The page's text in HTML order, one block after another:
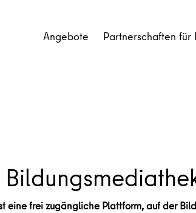
Angebote Partnerschaften für
frei zugängliche Plattform, auf der